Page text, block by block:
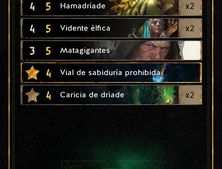
4 5 Hamadríade x2
4 5 Vidente élfica x2
3 5 Matagigantes
4 Vial de sabiduría prohibida
4 Caricia de dríade x2